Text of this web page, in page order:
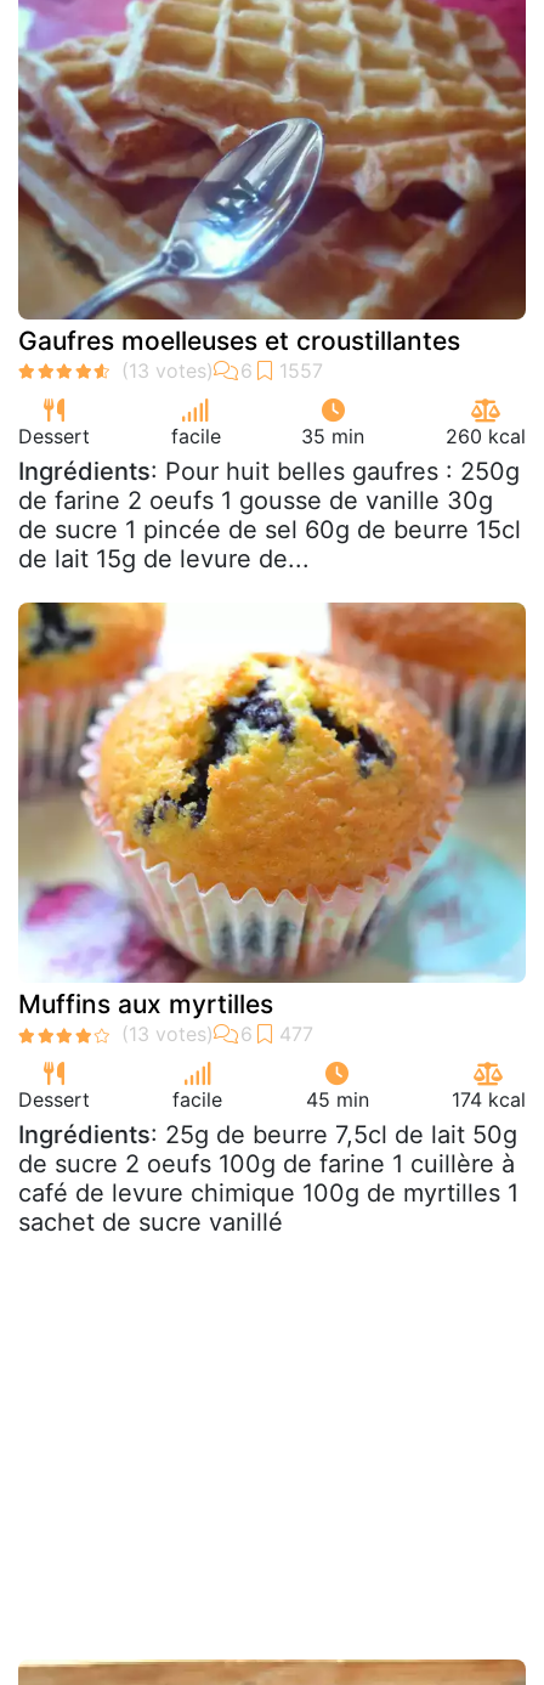
Gaufres moelleuses et croustillantes
Dessert facile 35 min 260 kcal
Ingrédients: Pour huit belles gaufres : 250g
de farine 2 oeufs 1 gousse de vanille 30g
de sucre 1 pincée de sel 60g de beurre 15cl
de lait 15g de levure de...
Muffins aux myrtilles
Dessert facile 45 min 174 kcal
Ingrédients: 25g de beurre 7,5cl de lait 50g
de sucre 2 oeufs 100g de farine 1 cuillère à
café de levure chimique 100g de myrtilles 1
sachet de sucre vanillé